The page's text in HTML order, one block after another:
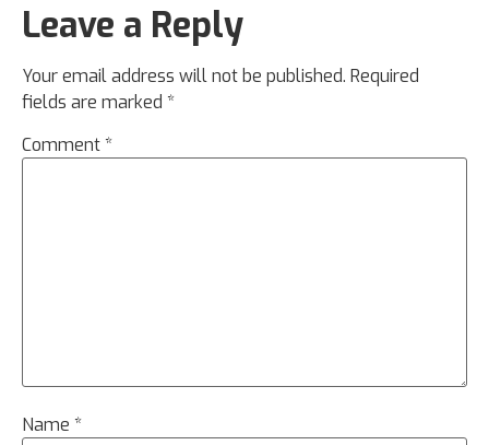
Leave a Reply
Your email address will not be published. Required
fields are marked *
Comment*
Name *